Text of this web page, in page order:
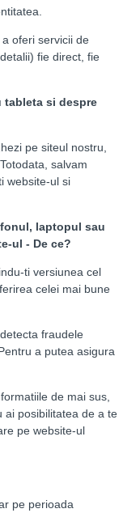
oferi servicii de
fie direct, fie
tableta si despre
pe siteul nostru,
salvam
website-ul si
laptopul sau
ul - De ce?
ti versiunea cel
celei mai bune
fraudele
a putea asigura
de mai sus,
ai posibilitatea de a te
pe website-ul
pe perioada